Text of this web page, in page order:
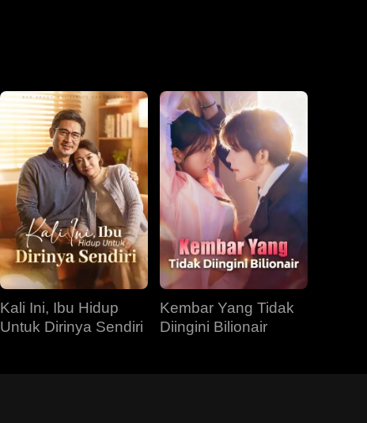
Kali Ini, Ibu Hidup
Untuk Dirinya Sendiri
Kembar Yang Tidak
Diingini Bilionair